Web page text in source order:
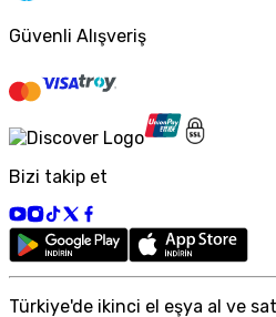
Güvenli Alışveriş
Bizi takip et
Türkiye'de ikinci el eşya al ve